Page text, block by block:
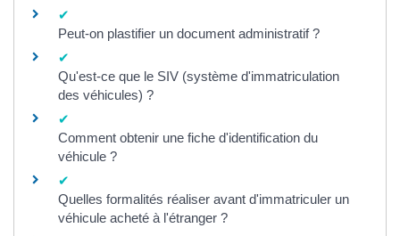
Peut-on plastifier un document administratif ?
Qu'est-ce que le SIV (système d'immatriculation
des véhicules) ?
Comment obtenir une fiche d'identification du
véhicule ?
Quelles formalités réaliser avant d'immatriculer un
véhicule acheté à l'étranger ?